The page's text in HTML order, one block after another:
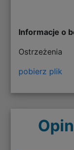
Informacje o
Ostrzeżenia
pobierz plik